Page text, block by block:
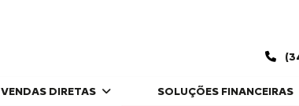
VENDAS DIRETAS SOLUÇÕES FINANCEIRAS